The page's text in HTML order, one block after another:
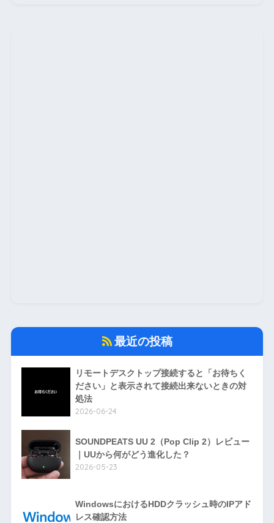
最近の投稿
リモートデスクトップ接続すると「お待ちく
ださい」と表示されて接続出来ないときの対
処法
2026-06-24
SOUNDPEATS UU 2（Pop Clip 2）レビュー
｜UUから何がどう進化した？
2026-05-23
WindowsにおけるHDDクラッシュ時のIPアド
レス確認方法